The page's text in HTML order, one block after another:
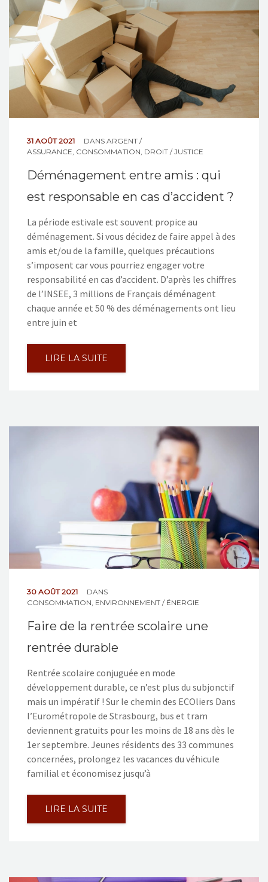
31 AOÛT 2021 DANS ARGENT /
ASSURANCE, CONSOMMATION, DROIT / JUSTICE
Déménagement entre amis : qui
est responsable en cas d’accident ?
La période estivale est souvent propice au
déménagement. Si vous décidez de faire appel à des
amis et/ou de la famille, quelques précautions
s’imposent car vous pourriez engager votre
responsabilité en cas d’accident. D’après les chiffres
de l’INSEE, 3 millions de Français déménagent
chaque année et 50 % des déménagements ont lieu
entre juin et
LIRE LA SUITE
30 AOÛT 2021
DANS
CONSOMMATION ENVIRONNEMENT / ÉNERGIE
Faire de la rentrée scolaire une
rentrée durable
Rentrée scolaire conjuguée en mode
développement durable, ce n’est plus du subjonctif
mais un impératif ! Sur le chemin des ECOliers Dans
l’Eurométropole de Strasbourg, bus et tram
deviennent gratuits pour les moins de 18 ans dès le
1er septembre. Jeunes résidents des 33 communes
concernées, prolongez les vacances du véhicule
familial et économisez jusqu’à
LIRE LA SUITE